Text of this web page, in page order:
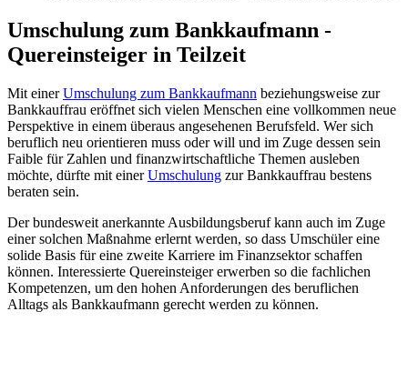
Umschulung zum Bankkaufmann -
Quereinsteiger in Teilzeit
Mit einerUmschulung zum Bankkaufmann beziehungsweise zur
Bankkauffrau eröffnet sich vielen Menschen eine vollkommen neue
Perspektive in einem überaus angesehenen Berufsfeld. Wer sich
beruflich neu orientieren muss oder will und im Zuge dessen sein
Faible für Zahlen und finanzwirtschaftliche Themen ausleben
möchte, dürfte mit einerUmschulung zur Bankkauffrau bestens
beraten sein.
Der bundesweit anerkannte Ausbildungsberuf kann auch im Zuge
einer solchen Maßnahme erlernt werden, so dass Umschüler eine
solide Basis für eine zweite Karriere im Finanzsektor schaffen
können. Interessierte Quereinsteiger erwerben so die fachlichen
Kompetenzen, um den hohen Anforderungen des beruflichen
Alltags als Bankkaufmann gerecht werden zu können.